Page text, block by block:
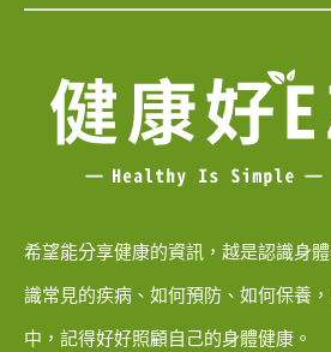
希望能分享健康的資訊，越是認識身
識常見的疾病、如何預防、如何保養
中，記得好好照顧自己的身體健康。